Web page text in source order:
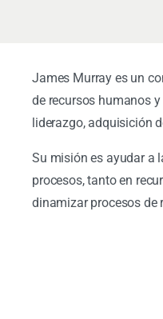
James Murray es un
de recursos humanos
liderazgo, adquisición
Su misión es ayudar a
procesos, tanto en
dinamizar procesos de